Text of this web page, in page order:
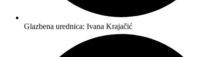
Glazbena urednica: Ivana Krajačić